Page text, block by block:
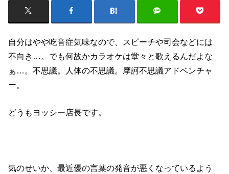
自分はやや吃音症気味なので、スピーチや司会などには
不向き…。でも何故かカラオケは堂々と歌えるんだよな
ぁ…。不思議。人体の不思議。摩訶不思議アドベンチャ
ー。
どうもヨッシー店長です。
気のせいか、最近優の言葉の発音が悪くなっているよう